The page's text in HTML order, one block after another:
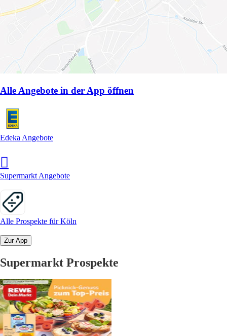
Alle Angebote in der App öffnen
Edeka Angebote
Supermarkt Angebote
Alle Prospekte für Köln
Zur App
Supermarkt Prospekte